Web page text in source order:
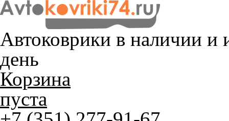
Автоковрики в наличии и
день
Корзина
пуста